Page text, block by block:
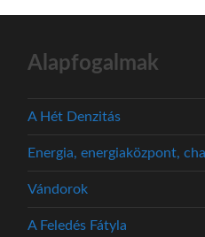
Alapfogalmak
A Hét Denzitás
Energia, energiaközpont,
Vándorok
A Feledés Fátyla